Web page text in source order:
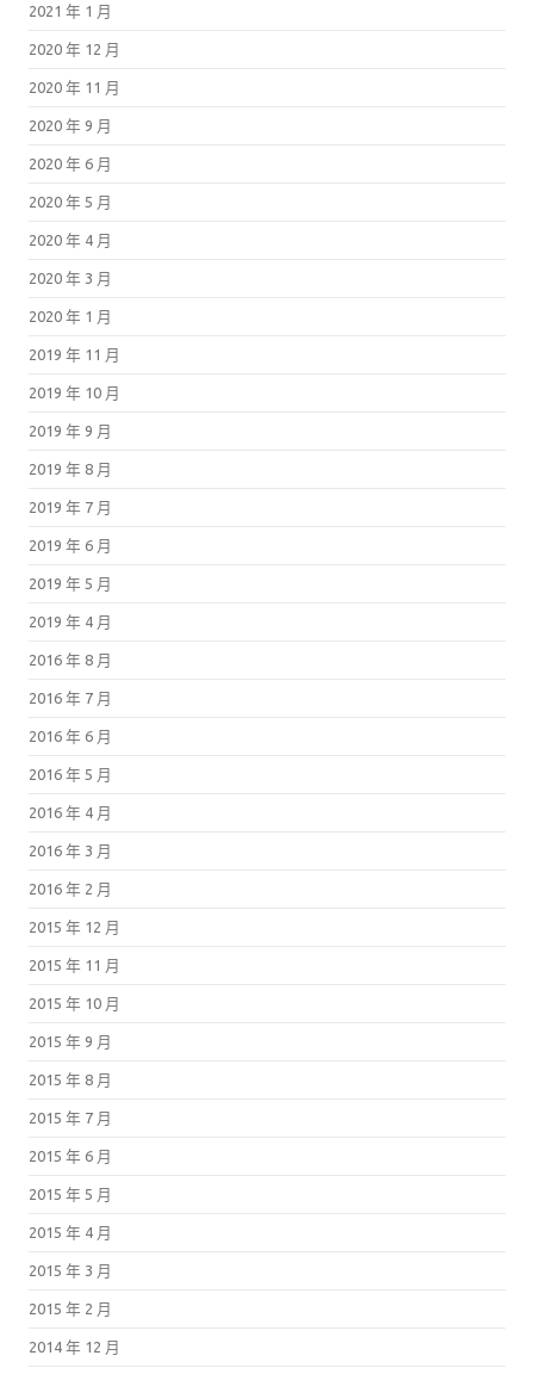
2021 年 1 月
2020 年 12 月
2020 年 11 月
2020 年 9 月
2020 年 6 月
2020 年 5 月
2020 年 4 月
2020 年 3 月
2020 年 1 月
2019 年 11 月
2019 年 10 月
2019 年 9 月
2019 年 8 月
2019 年 7 月
2019 年 6 月
2019 年 5 月
2019 年 4 月
2016 年 8 月
2016 年 7 月
2016 年 6 月
2016 年 5 月
2016 年 4 月
2016 年 3 月
2016 年 2 月
2015 年 12 月
2015 年 11 月
2015 年 10 月
2015 年 9 月
2015 年 8 月
2015 年 7 月
2015 年 6 月
2015 年 5 月
2015 年 4 月
2015 年 3 月
2015 年 2 月
2014 年 12 月